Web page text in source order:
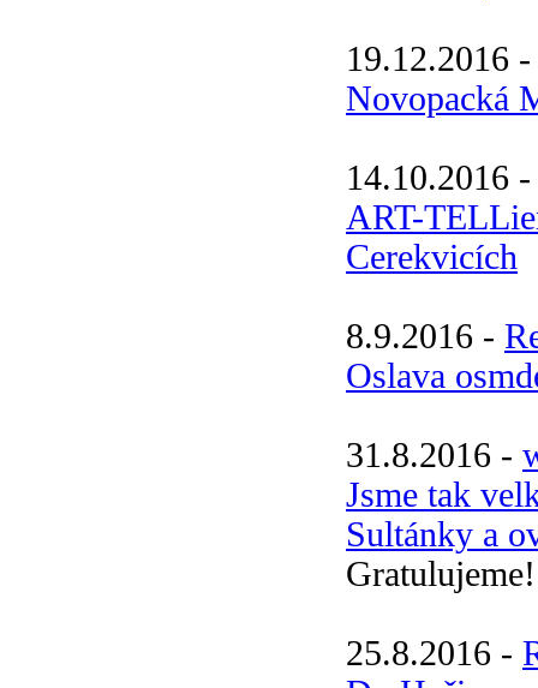
19.12.2016
Novopacká
14.10.2016
ART-
Cerekvicích
8.9.2016 -
Oslava
31.8.2016 -
Jsme tak
Sultánky a
Gratulujeme!
25.8.2016 -